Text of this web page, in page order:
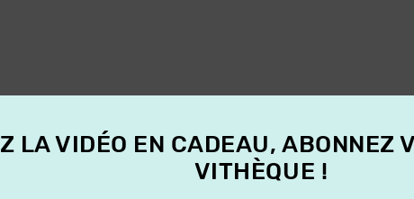
LA VIDÉO EN CADEAU, ABONNEZ
VITHÈQUE !